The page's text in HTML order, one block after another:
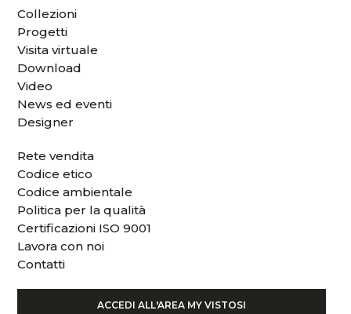
Collezioni
Progetti
Visita virtuale
Download
Video
News ed eventi
Designer
Rete vendita
Codice etico
Codice ambientale
Politica per la qualità
Certificazioni ISO 9001
Lavora con noi
Contatti
ACCEDI ALL'AREA MY VISTOSI